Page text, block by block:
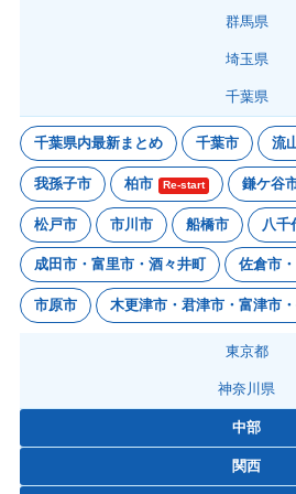
群馬県
埼玉県
千葉県
千葉県内最新まとめ 千葉市 流
我孫子市 柏市 Re-start 鎌ケ谷
松戸市 市川市 船橋市 八千
成田市・富里市・酒々井町 佐倉市
市原市 木更津市・君津市・富津市
東京都
神奈川県
中部
関西